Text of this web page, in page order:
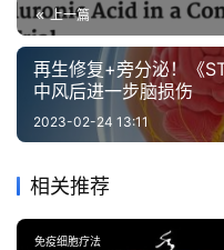
上一篇
再生修复+旁分泌！《
中风后进一步脑损伤
2023-02-24 13:11
相关推荐
免疫细胞疗法